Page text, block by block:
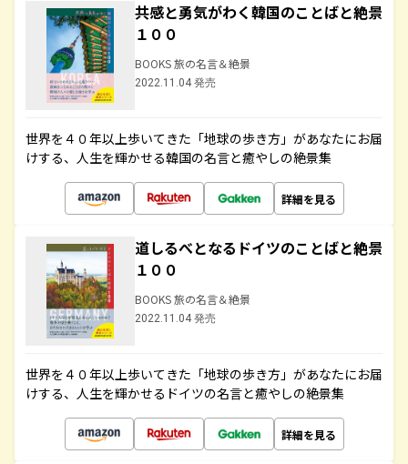
共感と勇気がわく韓国のことばと絶景
１００
BOOKS 旅の名言＆絶景
2022.11.04 発売
世界を４０年以上歩いてきた「地球の歩き方」があなたにお届
けする、人生を輝かせる韓国の名言と癒やしの絶景集
詳細を見る
道しるべとなるドイツのことばと絶景
１００
BOOKS 旅の名言＆絶景
2022.11.04 発売
世界を４０年以上歩いてきた「地球の歩き方」があなたにお届
けする、人生を輝かせるドイツの名言と癒やしの絶景集
詳細を見る